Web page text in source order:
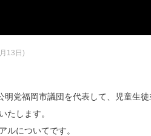
13日)
党福岡市議団を代表して、児童生
たします。
についてです。